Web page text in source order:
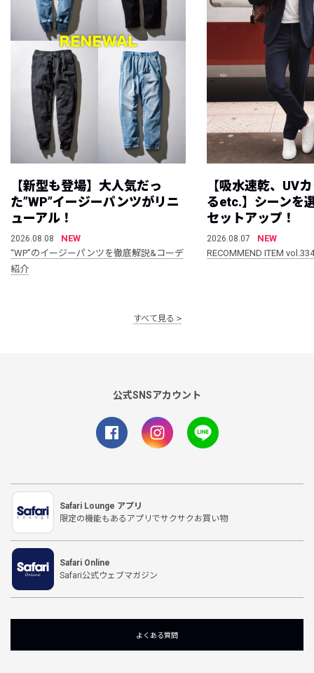
【新型も登場】大人気だっ
た”WP”イージーパンツがリニ
ューアル！
2026.08.08
NEW
“WP”のイージーパンツを徹底解説&コーデ
紹介
【吸水速乾、UV
るetc.】シーンを
セットアップ！
2026.08.07
NEW
RECOMMEND ITEM vol.334
すべて見る
公式SNSアカウント
Safari Lounge アプリ
限定の機能もあるアプリでサクサクお買い物
Safari Online
Safari公式ウェブマガジン
よくある質問